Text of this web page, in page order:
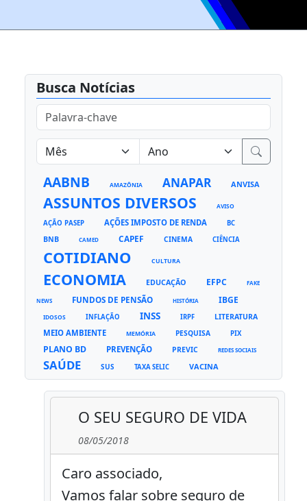
Busca Notícias
AABNB AMAZÔNIA ANAPAR ANVISA
ASSUNTOS DIVERSOS AVISO
AÇÃO PASEP AÇÕES IMPOSTO DE RENDA BC
BNB CAMED CAPEF CINEMA CIÊNCIA
COTIDIANO CULTURA
ECONOMIA EDUCAÇÃO EFPC FAKE
NEWS FUNDOS DE PENSÃO HISTÓRIA IBGE
IDOSOS INFLAÇÃO INSS IRPF LITERATURA
MEIO AMBIENTE MEMÓRIA PESQUISA PIX
PLANO BD PREVENÇÃO PREVIC REDES SOCIAIS
SAÚDE SUS TAXA SELIC VACINA
O SEU SEGURO DE VIDA
08/05/2018
Caro associado,
Vamos falar sobre seguro de